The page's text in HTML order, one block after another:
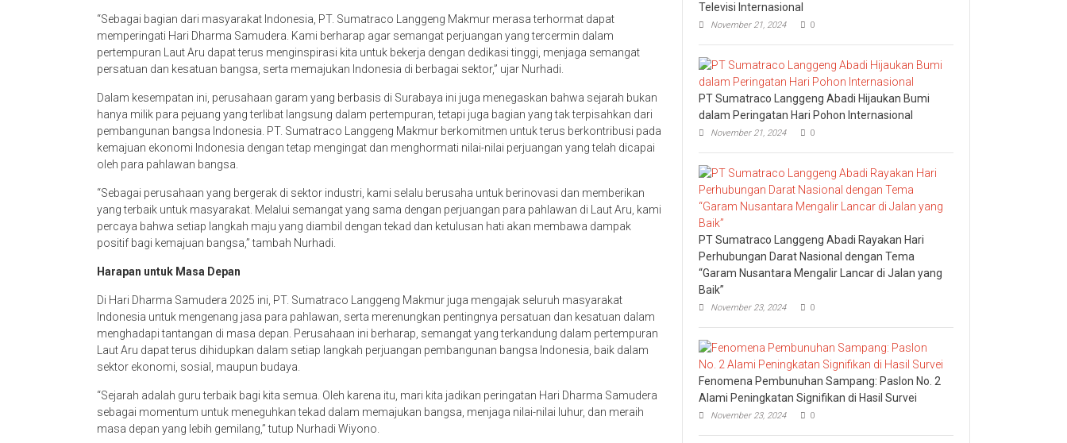
“Sebagai bagian dari masyarakat Indonesia, PT. Sumatraco Langgeng Makmur merasa terhormat dapat
memperingati Hari Dharma Samudera. Kami berharap agar semangat perjuangan yang tercermin dalam
pertempuran Laut Aru dapat terus menginspirasi kita untuk bekerja dengan dedikasi tinggi, menjaga semangat
persatuan dan kesatuan bangsa, serta memajukan Indonesia di berbagai sektor,” ujar Nurhadi.
Dalam kesempatan ini, perusahaan garam yang berbasis di Surabaya ini juga menegaskan bahwa sejarah bukan
hanya milik para pejuang yang terlibat langsung dalam pertempuran, tetapi juga bagian yang tak terpisahkan dari
pembangunan bangsa Indonesia. PT. Sumatraco Langgeng Makmur berkomitmen untuk terus berkontribusi pada
kemajuan ekonomi Indonesia dengan tetap mengingat dan menghormati nilai-nilai perjuangan yang telah dicapai
oleh para pahlawan bangsa.
“Sebagai perusahaan yang bergerak di sektor industri, kami selalu berusaha untuk berinovasi dan memberikan
yang terbaik untuk masyarakat. Melalui semangat yang sama dengan perjuangan para pahlawan di Laut Aru, kami
percaya bahwa setiap langkah maju yang diambil dengan tekad dan ketulusan hati akan membawa dampak
positif bagi kemajuan bangsa,” tambah Nurhadi.
Harapan untuk Masa Depan
Di Hari Dharma Samudera 2025 ini, PT. Sumatraco Langgeng Makmur juga mengajak seluruh masyarakat
Indonesia untuk mengenang jasa para pahlawan, serta merenungkan pentingnya persatuan dan kesatuan dalam
menghadapi tantangan di masa depan. Perusahaan ini berharap, semangat yang terkandung dalam pertempuran
Laut Aru dapat terus dihidupkan dalam setiap langkah perjuangan pembangunan bangsa Indonesia, baik dalam
sektor ekonomi, sosial, maupun budaya.
“Sejarah adalah guru terbaik bagi kita semua. Oleh karena itu, mari kita jadikan peringatan Hari Dharma Samudera
sebagai momentum untuk meneguhkan tekad dalam memajukan bangsa, menjaga nilai-nilai luhur, dan meraih
masa depan yang lebih gemilang,” tutup Nurhadi Wiyono.
Televisi Internasional
November 21, 2024 0
PT Sumatraco Langgeng Abadi Hijaukan Bumi
dalam Peringatan Hari Pohon Internasional
November 21, 2024 0
PT Sumatraco Langgeng Abadi Rayakan Hari
Perhubungan Darat Nasional dengan Tema
“Garam Nusantara Mengalir Lancar di Jalan yang
Baik”
November 23, 2024 0
Fenomena Pembunuhan Sampang: Paslon No. 2
Alami Peningkatan Signifikan di Hasil Survei
November 23, 2024 0